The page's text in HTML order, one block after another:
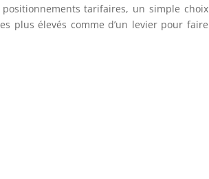
tarifaires, un simple choix
plus élevés comme d’un levier pour faire